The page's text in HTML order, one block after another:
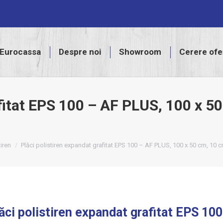
Eurocassa Despre noi Showroom Cerere
EPS 100 – AF PLUS, 100 x
Plăci polistiren expandat grafitat EPS 100 – AF PLUS, 100 x 50 cm, 10
polistiren expandat grafitat EPS
Despre noi Showroom Cerere ofertă